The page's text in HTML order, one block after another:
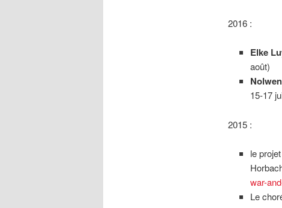
2016 :
Elke
août)
15-17
2015 :
le
war-
Le